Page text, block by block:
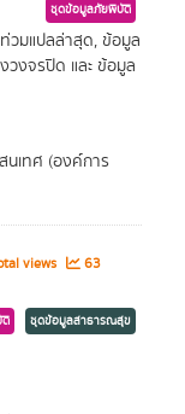
ชุดข้อมูลภัยพิบัติ
มแปลล่าสุด, ข้อมูล
งจรปิด และ ข้อมูล
นเทศ (องค์การ
views
63
ชุดข้อมูลสาธารณสุข